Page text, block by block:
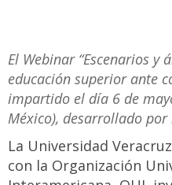
El Webinar “Escenarios
educación superior ante
impartido el día 6 de
México), desarrollado
La Universidad
con la Organización